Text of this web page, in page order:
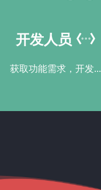
开发人员
获取功能需求，开发...